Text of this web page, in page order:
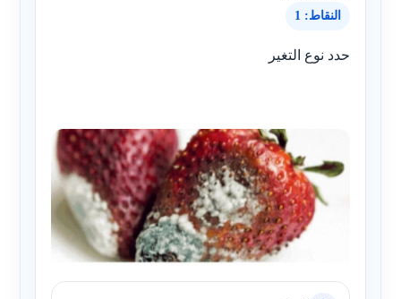
النقاط: 1
حدد نوع التغير